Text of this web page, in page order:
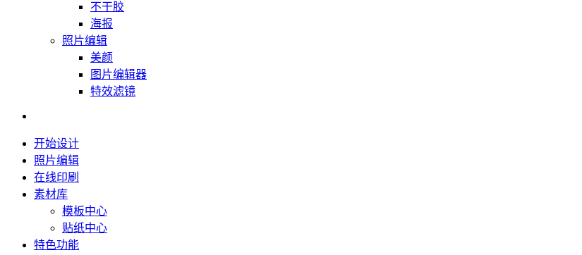
不干胶
海报
照片编辑
美颜
图片编辑器
特效滤镜
开始设计
照片编辑
在线印刷
素材库
模板中心
贴纸中心
特色功能